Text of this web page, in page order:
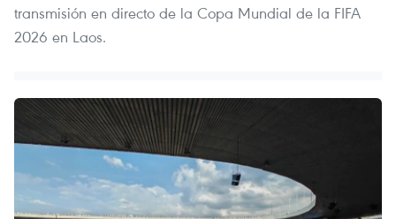
transmisión en directo de la Copa Mundial de la FIFA
2026 en Laos.